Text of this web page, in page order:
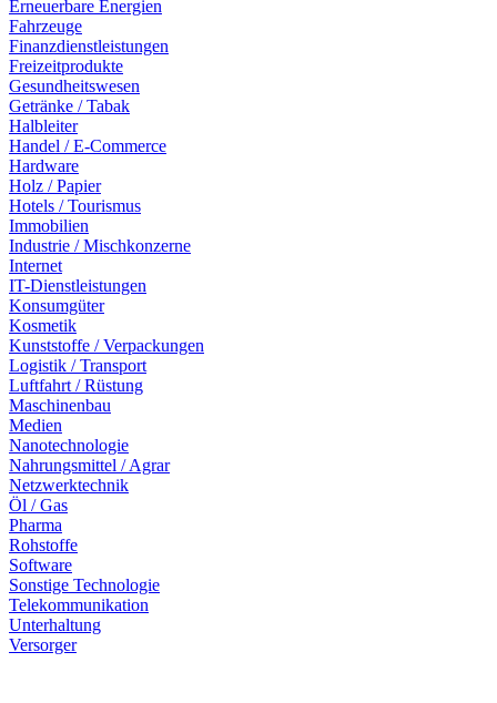
Erneuerbare Energien
Fahrzeuge
Finanzdienstleistungen
Freizeitprodukte
Gesundheitswesen
Getränke / Tabak
Halbleiter
Handel / E-Commerce
Hardware
Holz / Papier
Hotels / Tourismus
Immobilien
Industrie / Mischkonzerne
Internet
IT-Dienstleistungen
Konsumgüter
Kosmetik
Kunststoffe / Verpackungen
Logistik / Transport
Luftfahrt / Rüstung
Maschinenbau
Medien
Nanotechnologie
Nahrungsmittel / Agrar
Netzwerktechnik
Öl / Gas
Pharma
Rohstoffe
Software
Sonstige Technologie
Telekommunikation
Unterhaltung
Versorger